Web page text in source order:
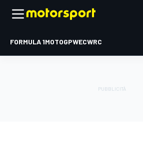
FORMULA 1MOTOGPWECWRC